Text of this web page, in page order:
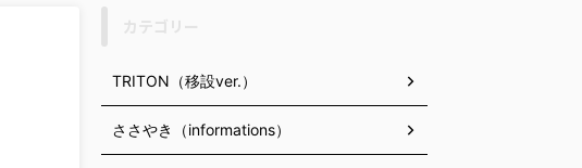
TRITON（移設ver.）
ささやき（informations）